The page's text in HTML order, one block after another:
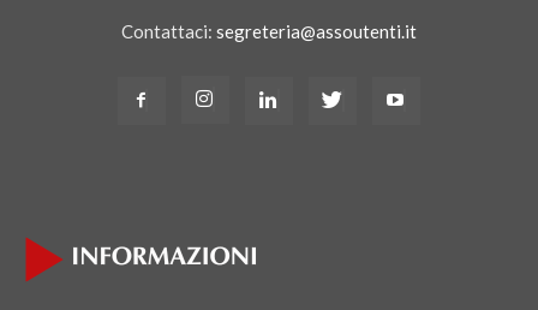
Contattaci: segreteria@assoutenti.it